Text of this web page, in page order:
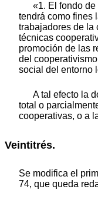
«1. El fondo
tendrá como fines
trabajadores de la
técnicas
promoción de las
del
social del entorno
A tal efecto la
total o
cooperativas, o a
Veintitrés.
Se modifica el
74, que queda